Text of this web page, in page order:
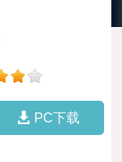
PC下载